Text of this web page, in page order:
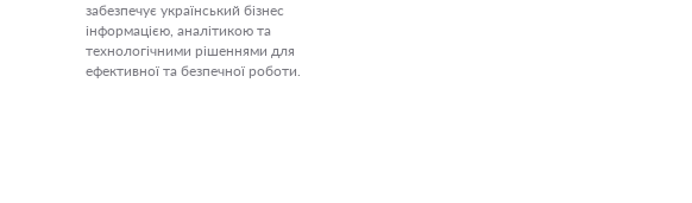
забезпечує український бізнес
інформацією, аналітикою та
технологічними рішеннями для
ефективної та безпечної роботи.